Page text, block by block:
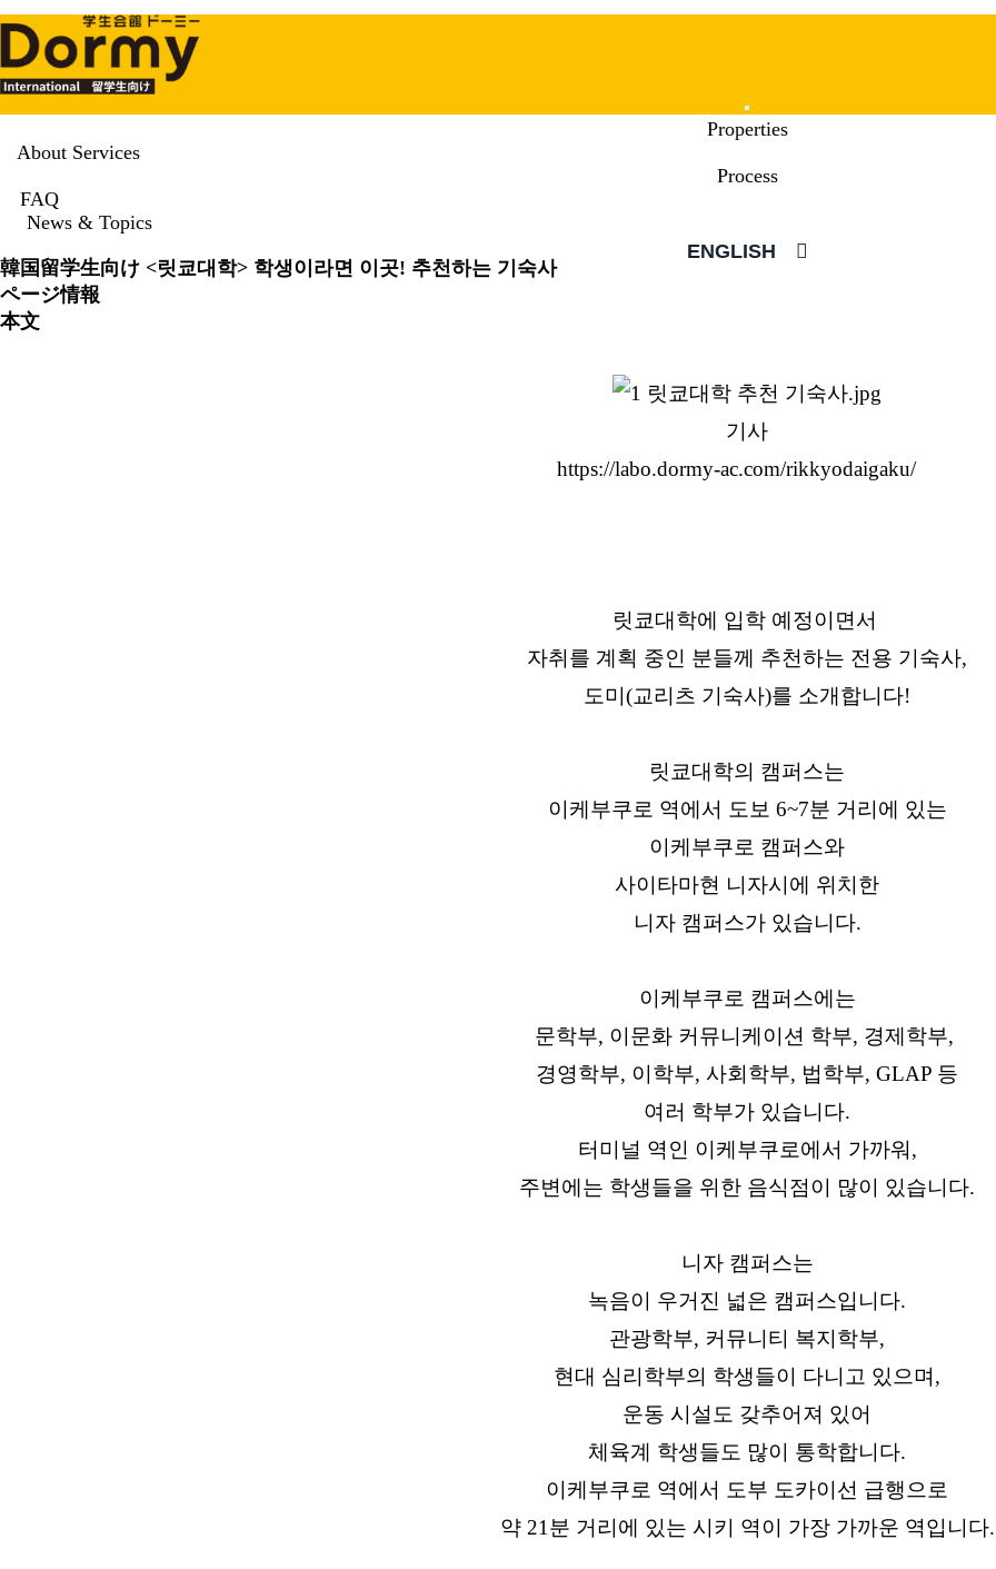
Mobile
Menu
Properties
About Services
Process
FAQ
News & Topics
ENGLISH
News & Topics
韓国留学生向け <릿쿄대학> 학생이라면 이곳! 추천하는 기숙사
ページ情報
本文
기사
https://labo.dormy-ac.com/rikkyodaigaku/
릿쿄대학에 입학 예정이면서
자취를 계획 중인 분들께 추천하는 전용 기숙사,
도미(교리츠 기숙사)를 소개합니다!
릿쿄대학의 캠퍼스는
이케부쿠로 역에서 도보 6~7분 거리에 있는
이케부쿠로 캠퍼스와
사이타마현 니자시에 위치한
니자 캠퍼스가 있습니다.
이케부쿠로 캠퍼스에는
문학부, 이문화 커뮤니케이션 학부, 경제학부,
경영학부, 이학부, 사회학부, 법학부, GLAP 등
여러 학부가 있습니다.
터미널 역인 이케부쿠로에서 가까워,
주변에는 학생들을 위한 음식점이 많이 있습니다.
니자 캠퍼스는
녹음이 우거진 넓은 캠퍼스입니다.
관광학부, 커뮤니티 복지학부,
현대 심리학부의 학생들이 다니고 있으며,
운동 시설도 갖추어져 있어
체육계 학생들도 많이 통학합니다.
이케부쿠로 역에서 도부 도카이선 급행으로
약 21분 거리에 있는 시키 역이 가장 가까운 역입니다.